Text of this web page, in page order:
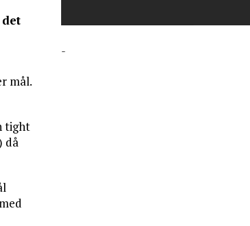
mål.
tight
då
-